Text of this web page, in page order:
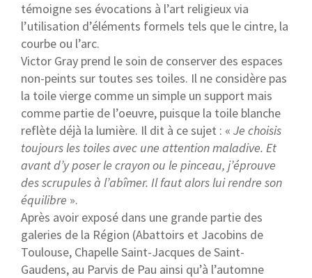
témoigne ses évocations à l’art religieux via
l’utilisation d’éléments formels tels que le cintre, la
courbe ou l’arc.
Victor Gray prend le soin de conserver des espaces
non-peints sur toutes ses toiles. Il ne considère pas
la toile vierge comme un simple un support mais
comme partie de l’oeuvre, puisque la toile blanche
reflète déjà la lumière. Il dit à ce sujet : « Je choisis
toujours les toiles avec une attention maladive. Et
avant d’y poser le crayon ou le pinceau, j’éprouve
des scrupules à l’abîmer. Il faut alors lui rendre son
équilibre ».
Après avoir exposé dans une grande partie des
galeries de la Région (Abattoirs et Jacobins de
Toulouse, Chapelle Saint-Jacques de Saint-
Gaudens, au Parvis de Pau ainsi qu’à l’automne